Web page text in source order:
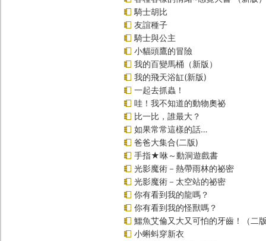
騎士胡比
友誼種子
騎士與公主
小貓頭鷹的冒險
我的百變馬桶（新版）
我的飛天浴缸(新版)
一起去抓蟲！
哇！我不知道的動物奧祕
比一比，誰最大？
如果常常這樣的話…
爸爸大集合(二版)
手指★咻～動洞遊戲書
光影魔術－熱帶雨林的祕密
光影魔術－太空站的祕密
你有看到我的龍嗎？
你有看到我的怪獸嗎？
鱷魚艾倫又大又可怕的牙齒！（二
小蝌蚪穿新衣